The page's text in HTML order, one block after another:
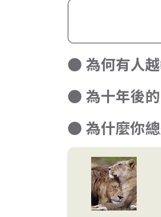
● 為何有人
● 為十年後
● 為什麼你